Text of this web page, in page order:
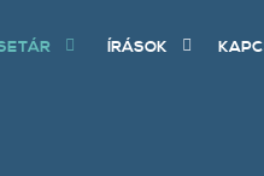
ÍRÁSOK